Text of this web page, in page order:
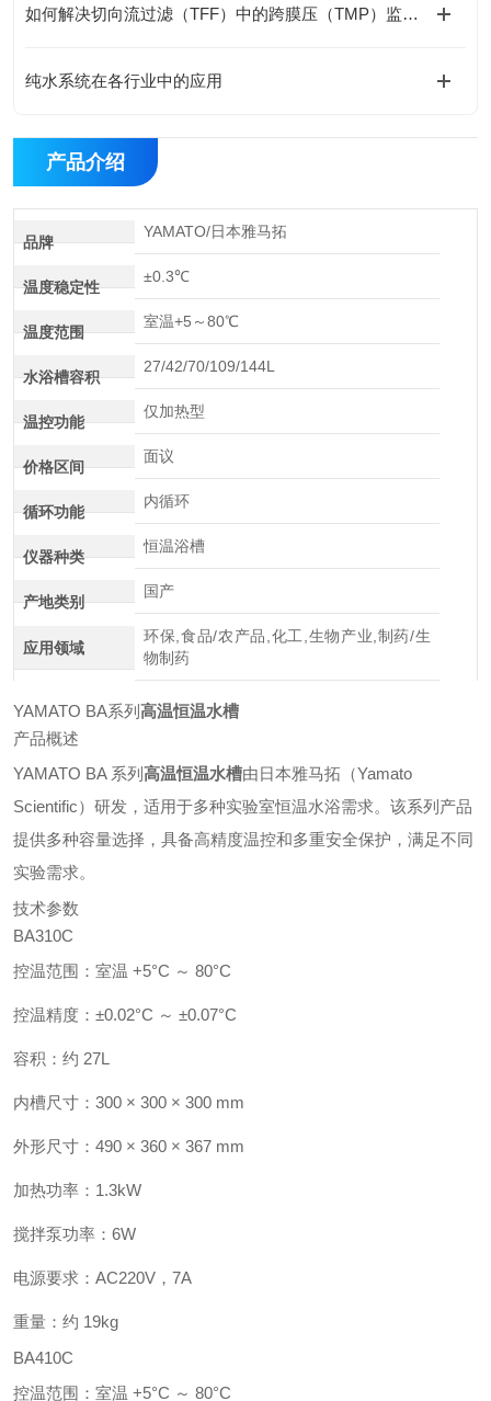
如何解决切向流过滤（TFF）中的跨膜压（TMP）监测难题？
纯水系统在各行业中的应用
产品介绍
品牌
YAMATO/日本雅马拓
温度稳定性
±0.3℃
温度范围
室温+5～80℃
水浴槽容积
27/42/70/109/144L
温控功能
仅加热型
价格区间
面议
循环功能
内循环
仪器种类
恒温浴槽
产地类别
国产
应用领域
环保,食品/农产品,化工,生物产业,制药/生
物制药
YAMATO BA系列 高温恒温水槽
产品概述
YAMATO BA 系列 高温恒温水槽由日本雅马拓（Yamato
Scientific）研发，适用于多种实验室恒温水浴需求。该系列产品
提供多种容量选择，具备高精度温控和多重安全保护，满足不同
实验需求。
技术参数
BA310C
控温范围：室温 +5°C ～ 80°C
控温精度：±0.02°C ～ ±0.07°C
容积：约 27L
内槽尺寸：300 × 300 × 300 mm
外形尺寸：490 × 360 × 367 mm
加热功率：1.3kW
搅拌泵功率：6W
电源要求：AC220V，7A
重量：约 19kg
BA410C
控温范围：室温 +5°C ～ 80°C